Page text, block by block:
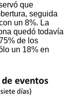
que
seguida
un 8%. La
quedó todavía
de los
un 18% en